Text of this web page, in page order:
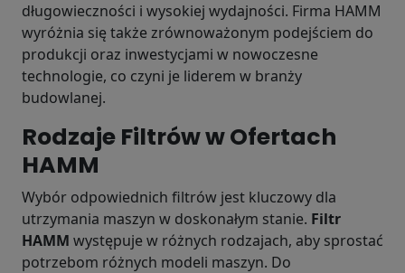
długowieczności i wysokiej wydajności. Firma HAMM
wyróżnia się także zrównoważonym podejściem do
produkcji oraz inwestycjami w nowoczesne
technologie, co czyni je liderem w branży
budowlanej.
Rodzaje Filtrów w Ofertach
HAMM
Wybór odpowiednich filtrów jest kluczowy dla
utrzymania maszyn w doskonałym stanie. Filtr
HAMM występuje w różnych rodzajach, aby sprostać
potrzebom różnych modeli maszyn. Do